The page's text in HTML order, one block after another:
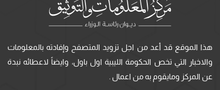
هذا الموقع قد أعد من اجل تزويد المتصفح وإفادته بالمعلومات
والاخبار التي تخص الحكومة الليبية اول باول، وايضاً لاعطائه نبدة
عن المركز ومايقوم به من اعمال .